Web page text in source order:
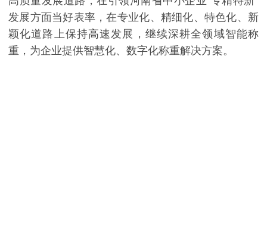
发展方面当好表率，在专业化、精细化、特色化、新
颖化道路上保持高速发展，继续深耕全领域智能称
重，为企业提供智慧化、数字化称重解决方案。